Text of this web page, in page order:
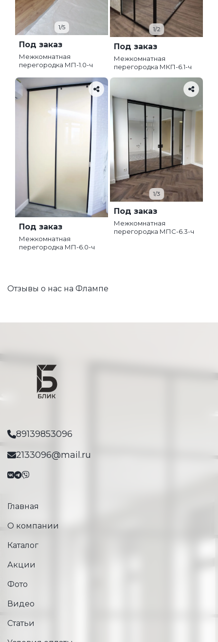
1/5
Под заказ
Межкомнатная
перегородка МП-1.0-ч
1/2
Под заказ
Межкомнатная
перегородка МКП-6.1-ч
Под заказ
Межкомнатная
перегородка МП-6.0-ч
1/3
Под заказ
Межкомнатная
перегородка МПС-6.3-ч
Отзывы о нас на Флампе
89139853096
2133096@mail.ru
Главная
О компании
Каталог
Акции
Фото
Видео
Статьи